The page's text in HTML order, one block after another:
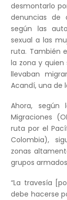
desmontarlo
denuncias de
según las
sexual a las
ruta. También
la zona y
llevaban
Acandí, una de
Ahora, según
Migraciones
ruta por el
Colombia),
zonas
grupos
“La travesía
debe hacerse